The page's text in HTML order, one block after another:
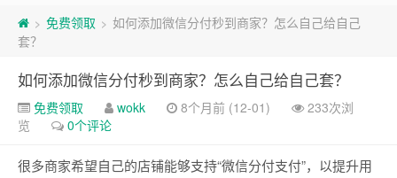
> 免费领取 > 如何添加微信分付秒到商家？怎么自己给自己
套？
如何添加微信分付秒到商家？怎么自己给自己套？
免费领取 wokk 8个月前 (12-01)
233次浏
览
0个评论
很多商家希望自己的店铺能够支持“微信分付支付”，以提升用